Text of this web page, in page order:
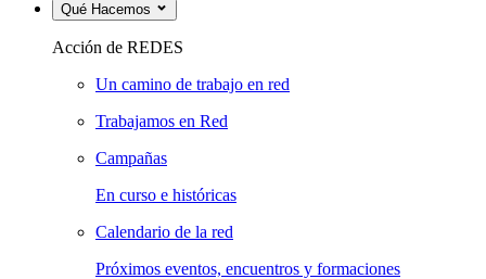
Qué Hacemos
Acción de REDES
Un camino de trabajo en red
Trabajamos en Red
Campañas
En curso e históricas
Calendario de la red
Próximos eventos, encuentros y formaciones